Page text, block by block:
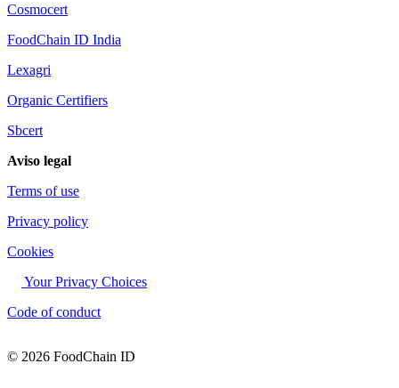
Cosmocert
FoodChain ID India
Lexagri
Organic Certifiers
Sbcert
Aviso legal
Terms of use
Privacy policy
Cookies
Your Privacy Choices
Code of conduct
© 2026 FoodChain ID